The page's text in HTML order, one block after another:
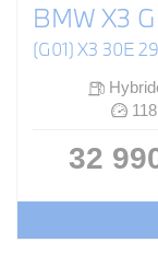
BMW X3
(G01) X3 30E
32